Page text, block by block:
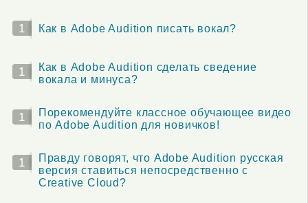
1 Как в Adobe Audition писать вокал?
1
Как в Adobe Audition сделать сведение
вокала и минуса?
1
Порекомендуйте классное обучающее видео
по Adobe Audition для новичков!
1
Правду говорят, что Adobe Audition русская
версия ставиться непосредственно с
Creative Cloud?